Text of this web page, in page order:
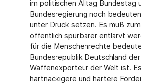
im politischen Alltag Bundestag
Bundesregierung noch
unter Druck setzen. Es muß
öffentlich spürbarer entlarvt
für die Menschenrechte
Bundesrepublik Deutschland
Waffenexporteur der Welt ist.
hartnäckigere und härtere